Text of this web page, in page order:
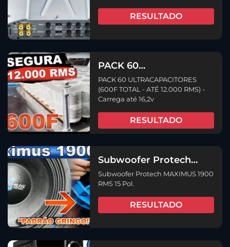
RESULTADO
PACK 60
ULTRACAPACITORES
(600F TOTAL – ATÉ
12.000 RMS)
PACK 60 ULTRACAPACITORES
(600F TOTAL - ATÉ 12.000 RMS) -
Carrega até 16,2v
RESULTADO
Subwoofer Protech
MAXIMUS 1900 RMS 15
Pol.
Subwoofer Protech MAXIMUS 1900
RMS 15 Pol.
RESULTADO